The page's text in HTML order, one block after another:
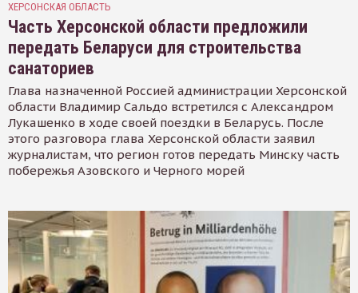
ХЕРСОНСКАЯ ОБЛАСТЬ
Часть Херсонской области предложили
передать Беларуси для строительства
санаториев
Глава назначенной Россией администрации Херсонской
области Владимир Сальдо встретился с Александром
Лукашенко в ходе своей поездки в Беларусь. После
этого разговора глава Херсонской области заявил
журналистам, что регион готов передать Минску часть
побережья Азовского и Черного морей